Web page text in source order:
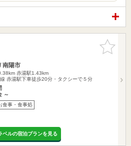
お気に入
りに追加
南陽市
赤湯駅1.43km
赤湯駅下車徒歩20分・タクシーで５分
～
食事・食事処
ベルの宿泊プランを見る